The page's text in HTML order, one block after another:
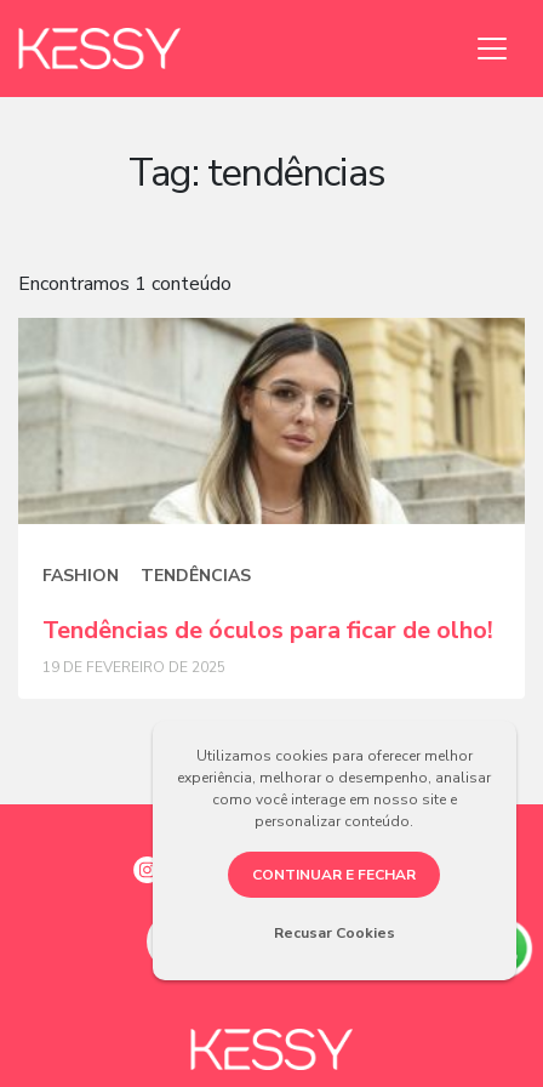
Tag: tendências
Encontramos 1 conteúdo
FASHION TENDÊNCIAS
Tendências de óculos para ficar de olho!
19 DE FEVEREIRO DE 2025
Utilizamos cookies para oferecer melhor
experiência, melhorar o desempenho, analisar
como você interage em nosso site e
personalizar conteúdo.
CONTINUAR E FECHAR
Recusar Cookies